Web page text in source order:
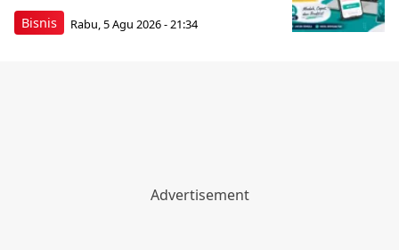
Bisnis Rabu, 5 Agu 2026 - 21:34